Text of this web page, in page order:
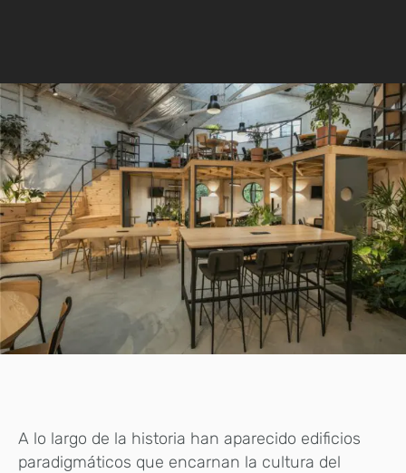
A lo largo de la historia han aparecido edificios
paradigmáticos que encarnan la cultura del